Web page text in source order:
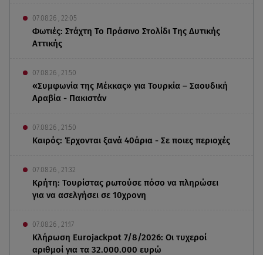
07.08.26 , 22:05
Φωτιές: Στάχτη Το Πράσινο Στολίδι Της Δυτικής
Αττικής
07.08.26 , 21:50
«Συμφωνία της Μέκκας» για Τουρκία – Σαουδική
Αραβία - Πακιστάν
07.08.26 , 21:50
Καιρός: Έρχονται ξανά 40άρια - Σε ποιες περιοχές
07.08.26 , 21:32
Κρήτη: Τουρίστας ρωτούσε πόσο να πληρώσει
για να ασελγήσει σε 10χρονη
07.08.26 , 21:17
Κλήρωση Eurojackpot 7/8/2026: Οι τυχεροί
αριθμοί για τα 32.000.000 ευρώ